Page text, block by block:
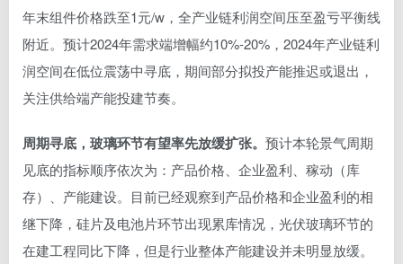
年末组件价格跌至1元/w，全产业链利润空间压至盈亏平衡线
附近。预计2024年需求端增幅约10%-20%，2024年产业链利
润空间在低位震荡中寻底，期间部分拟投产能推迟或退出，
关注供给端产能投建节奏。
周期寻底，玻璃环节有望率先放缓扩张。 预计本轮景气周期
见底的指标顺序依次为：产品价格、企业盈利、稼动（库
存）、产能建设。目前已经观察到产品价格和企业盈利的相
继下降，硅片及电池片环节出现累库情况，光伏玻璃环节的
在建工程同比下降，但是行业整体产能建设并未明显放缓。